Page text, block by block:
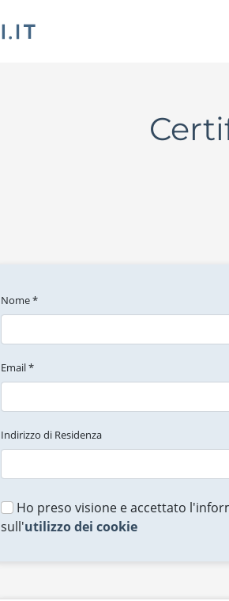
Nome *
Email *
Indirizzo di Residenza
Ho preso visione e accettato
sull'utilizzo dei cookie